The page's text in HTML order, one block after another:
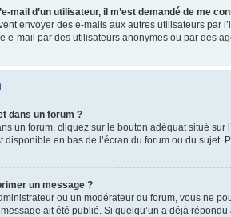
mail d’un utilisateur, il m’est demandé de me
envoyer des e-mails aux autres utilisateurs par
e-mail par des utilisateurs anonymes ou par des
dans un forum ?
un forum, cliquez sur le bouton adéquat situé
disponible en bas de l’écran du forum ou du
un message ?
ou un modérateur du forum, vous ne
ait été publié. Si quelqu’un a déjà